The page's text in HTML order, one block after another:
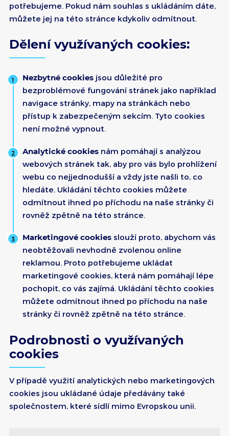
potřebujeme. Pokud nám souhlas s ukládáním dáte,
můžete jej na této stránce kdykoliv odmítnout.
Dělení využívaných cookies:
Nezbytné cookies jsou důležité pro
bezproblémové fungování stránek jako například
navigace stránky, mapy na stránkách nebo
přístup k zabezpečeným sekcím. Tyto cookies
není možné vypnout.
Analytické cookies nám pomáhají s analýzou
webových stránek tak, aby pro vás bylo prohlížení
webu co nejjednodušší a vždy jste našli to, co
hledáte. Ukládání těchto cookies můžete
odmítnout ihned po příchodu na naše stránky či
rovněž zpětně na této stránce.
Marketingové cookies slouží proto, abychom vás
neobtěžovali nevhodně zvolenou online
reklamou. Proto potřebujeme ukládat
marketingové cookies, která nám pomáhají lépe
pochopit, co vás zajímá. Ukládání těchto cookies
můžete odmítnout ihned po příchodu na naše
stránky či rovněž zpětně na této stránce.
Podrobnosti o využívaných
cookies
V případě využití analytických nebo marketingových
cookies jsou ukládané údaje předávány také
společnostem, které sídlí mimo Evropskou unii.